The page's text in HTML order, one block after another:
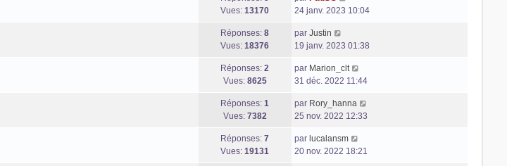
Vues:13170
24 janv. 2023 10:04
Réponses:8
Vues:18376
par Justin
19 janv. 2023 01:38
Réponses:2
Vues: 8625
par Marion_clt
31 déc. 2022 11:44
Réponses:1
Vues: 7382
par Rory_hanna
25 nov. 2022 12:33
Réponses:7
Vues:19131
par lucalansm
20 nov. 2022 18:21